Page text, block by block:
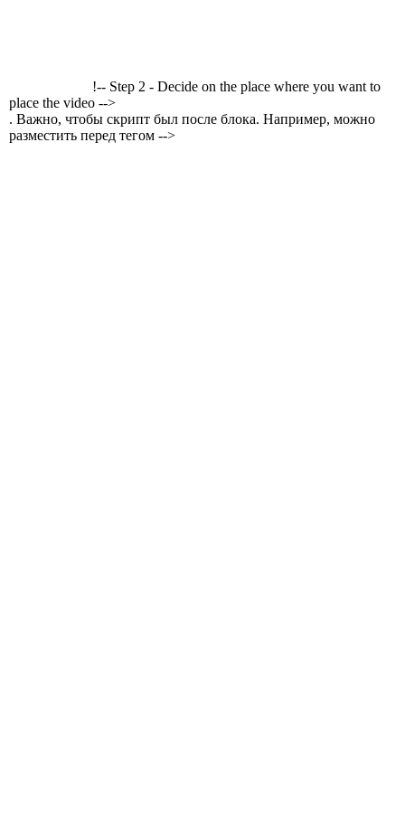
!-- Step 2 - Decide on the place where you want to
place the video -->
. Важно, чтобы скрипт был после блока. Например, можно
разместить перед тегом -->